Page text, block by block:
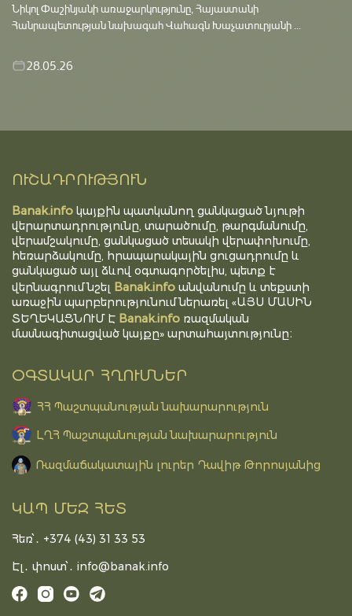
Նիկոլ Փաշինյանի առաջարկությունը, Հայաստանի
Հանրապետության նախագահ Վահագն Խաչատուրյանի ...
28.05.26
ՈՒՇԱԴՐՈՒԹՅՈՒՆ
Banak.info կայքին պատկանող ցանկացած նյութի
վերարտադրությունը, տարածումը, թարգմանումը,
վերամշակումը, ցանկացած տեսակի վերափոխումը,
հեռարձակումը, հրապարակային ցուցադրումը և
ցանկացած այլ ձևով օգտագործելիս, պետք է
վերնագրում նշել Banak.info անվանումը և տեքստի
առաջին պարբերությունում ներառել «ԱՅՍ ՄԱՍԻՆ
ՏԵՂԵԿԱՑՆՈՒՄ Է Banak.info ռազմական
մասնագիտացված կայքը» արտահայտությունը։
ՕԳՏԱԿԱՐ ՀՂՈՒՄՆԵՐ
ՀՀ Պաշտպանության նախարարություն
ԼՂՀ Պաշտպանության նախարարություն
Ռազմաճակատային լուրեր Դավիթ Թորոսյանից
ԿԱՊ ՄԵԶ ՀԵՏ
Հեռ՝․ +374 (43) 31 33 53
Էլ․ փոստ՝․ info@banak.info